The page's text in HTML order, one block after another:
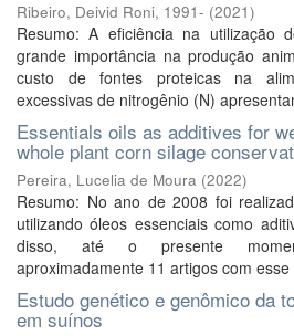
Ribeiro, Deivid Roni, 1991- (2021)
Resumo: A eficiência na utilização
grande importância na produção
custo de fontes proteicas na
excessivas de nitrogênio (N)
Essentials oils as additives for
whole plant corn silage
Pereira, Lucelia de Moura (2022)
Resumo: No ano de 2008 foi
utilizando óleos essenciais como
disso, até o presente
aproximadamente 11 artigos com
Estudo genético e genômico da
em suínos